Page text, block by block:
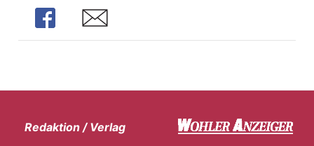
Share Share
Redaktion / Verlag